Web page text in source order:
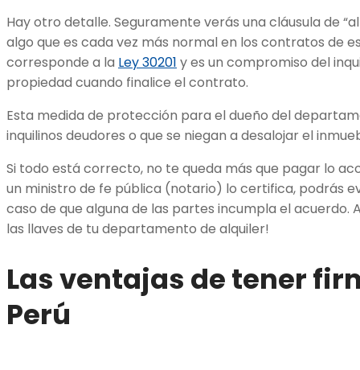
Hay otro detalle. Seguramente verás una cláusula de
algo que es cada vez más normal en los contratos de
corresponde a la Ley 30201 y es un compromiso del
propiedad cuando finalice el contrato.
Esta medida de protección para el dueño del
inquilinos deudores o que se niegan a desalojar el
Si todo está correcto, no te queda más que pagar lo
un ministro de fe pública (notario) lo certifica, podrás
caso de que alguna de las partes incumpla el
las llaves de tu departamento de alquiler!
Las ventajas de tener
Perú